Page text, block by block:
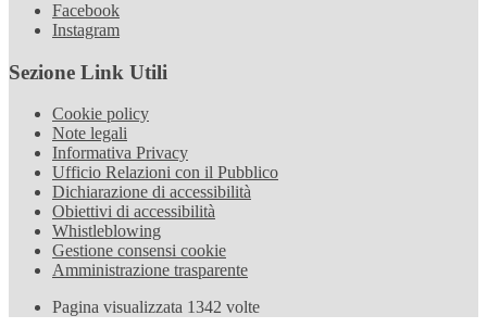
Facebook
Instagram
Sezione Link Utili
Cookie policy
Note legali
Informativa Privacy
Ufficio Relazioni con il Pubblico
Dichiarazione di accessibilità
Obiettivi di accessibilità
Whistleblowing
Gestione consensi cookie
Amministrazione trasparente
Pagina visualizzata 1342 volte